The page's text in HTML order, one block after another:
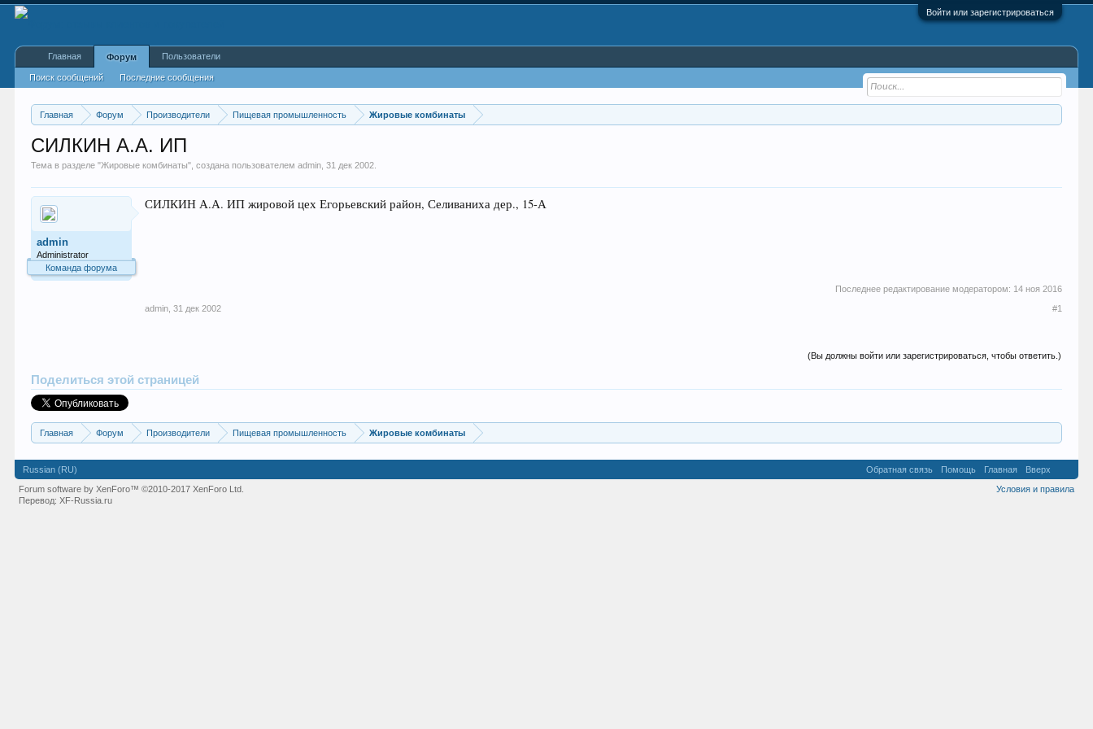
Войти или зарегистрироваться
Главная Форум Производители Пищевая промышленность Жировые комбинаты
СИЛКИН А.А. ИП
Тема в разделе "Жировые комбинаты", создана пользователемadmin ,31 дек 2002
admin
Administrator
Команда форума
СИЛКИН А.А. ИП жировой цех Егорьевский район, Селиваниха дер., 15-А
Последнее редактирование модератором: 14 ноя 2016
admin 31 дек 2002 #1
(Вы должны войти или зарегистрироваться, чтобы ответить.)
Поделиться этой страницей
Главная Форум Производители Пищевая промышленность Жировые комбинаты
Главная Форум
Поиск сообщений Последние сообщения
Пользователи
Russian (RU) Обратная связь Помощь Главная
Вверх
Условия и правила
Forum software by XenForo™©2010-2017 XenForo Ltd.
Перевод:XF-Russia.ru